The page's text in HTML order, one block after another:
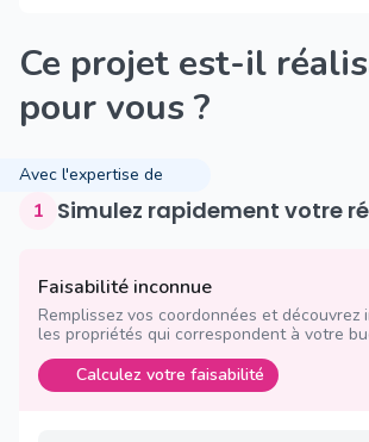
Ce projet est-il réalisable
pour vous ?
Avec l'expertise de
1 Simulez rapidement votre
Faisabilité inconnue
Remplissez vos coordonnées et découvrez
les propriétés qui correspondent à votre
Calculez votre faisabilité